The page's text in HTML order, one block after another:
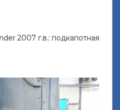
2007 г.в.: подкапотная